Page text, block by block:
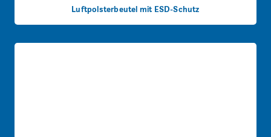
Luftpolsterbeutel mit ESD-Schutz